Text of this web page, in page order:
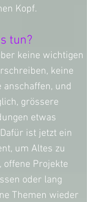
Kopf.
tun?
keine wichtigen
keine
anschaffen, und
grössere
etwas
ist jetzt ein
um Altes zu
offene Projekte
oder lang
Themen wieder